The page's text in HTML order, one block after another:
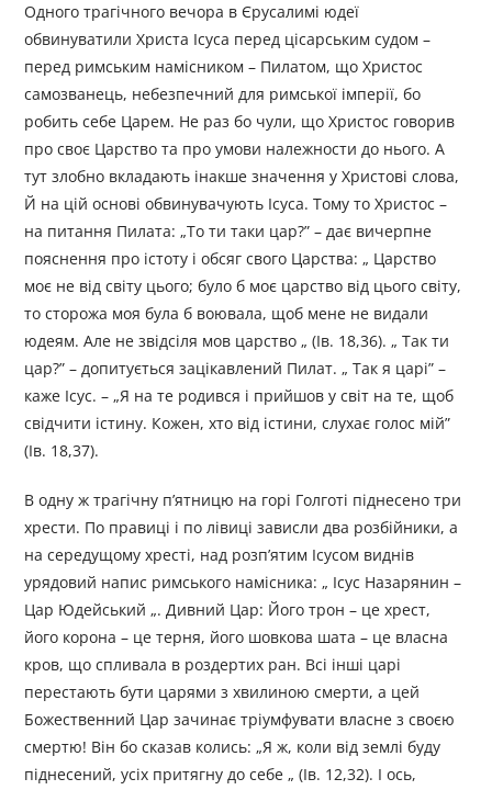
Одного трагічного вечора в Єрусалимі юдеї
обвинуватили Христа Ісуса перед цісарським судом –
перед римським намісником – Пилатом, що Христос
самозванець, небезпечний для римської імперії, бо
робить себе Царем. Не раз бо чули, що Христос говорив
про своє Царство та про умови належности до нього. А
тут злобно вкладають інакше значення у Христові слова,
Й на цій основі обвинувачують Ісуса. Тому то Христос –
на питання Пилата: „То ти таки цар?” – дає вичерпне
пояснення про істоту і обсяг свого Царства: „ Царство
моє не від світу цього; було б моє царство від цього світу,
то сторожа моя була б воювала, щоб мене не видали
юдеям. Але не звідсіля мов царство „ (Ів. 18,36). „ Так ти
цар?” – допитується зацікавлений Пилат. „ Так я царі” –
каже Ісус. – „Я на те родився і прийшов у світ на те, щоб
свідчити істину. Кожен, хто від істини, слухає голос мій”
(Ів. 18,37).
В одну ж трагічну п’ятницю на горі Голготі піднесено три
хрести. По правиці і по лівиці зависли два розбійники, а
на середущому хресті, над розп’ятим Ісусом виднів
урядовий напис римського намісника: „ Ісус Назарянин –
Цар Юдейський „. Дивний Цар: Його трон – це хрест,
його корона – це терня, його шовкова шата – це власна
кров, що спливала в роздертих ран. Всі інші царі
перестають бути царями з хвилиною смерти, а цей
Божественний Цар зачинає тріумфувати власне з своєю
смертю! Він бо сказав колись: „Я ж, коли від землі буду
піднесений, усіх притягну до себе „ (Ів. 12,32). І ось,